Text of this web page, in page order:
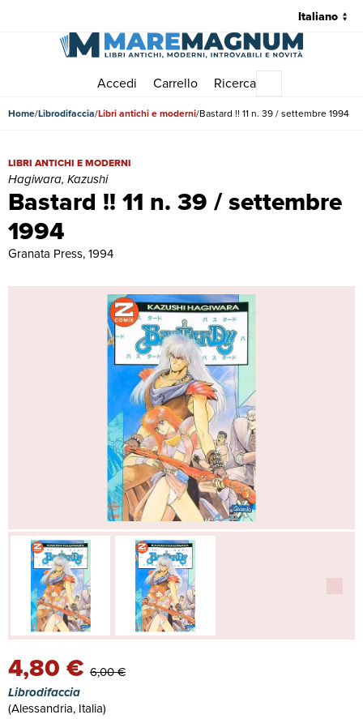
Accedi Carrello Ricerca
Home Librodifaccia Libri antichi e moderni Bastard !! 11 n. 39 / settembre 1994
Bastard !! 11 n. 39 / settembre
1994
Bastard !! 11 n. 39 / settembre 1994 | Libri antichi e moderni |
LIBRI ANTICHI E MODERNI
Hagiwara, Kazushi
Granata Press, 1994
4,80 € 6,00 €
Librodifaccia
(Alessandria, Italia)